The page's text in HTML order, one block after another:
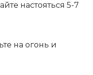
настояться 5-7
на огонь и